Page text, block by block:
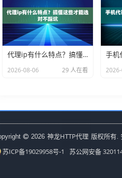
代理ip有什么特点？搞懂这些才能选对不踩坑
2026-08-06 29 人在看
2026 神龙HTTP代理 版权所有.
苏ICP备19029958号-1 苏公网安备